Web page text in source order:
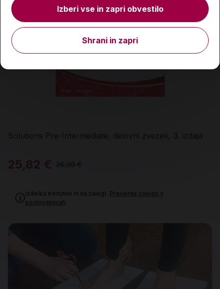
Solutions Pre-Intermediate, delovni zvezek, 3. izdaja
25,82 € 26,90 €
Izdelka trenutno ni na zalogi. Preverite zalogo v
poslovalnicah
Izberi vse in zapri obvestilo
Shrani in zapri